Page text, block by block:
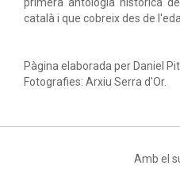
català i que cobreix des de
Pàgina elaborada per Daniel
Fotografies: Arxiu Serra d'Or.
Amb el